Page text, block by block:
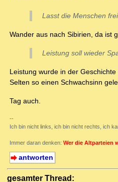
Lasst die Menschen
Wander aus nach Sibirien, da ist
Leistung soll wieder
Leistung wurde in der
Selten so einen Schwachsinn
Tag auch.
--
Ich bin nicht links, ich bin nicht rechts, ich
Immer daran denken: Wer die Altparteien
antworten
gesamter Thread: